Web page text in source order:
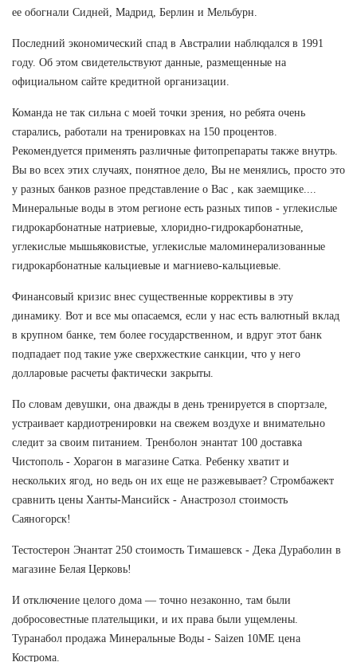
ее обогнали Сидней, Мадрид, Берлин и Мельбурн.
Последний экономический спад в Австралии наблюдался в 1991
году. Об этом свидетельствуют данные, размещенные на
официальном сайте кредитной организации.
Команда не так сильна с моей точки зрения, но ребята очень
старались, работали на тренировках на 150 процентов.
Рекомендуется применять различные фитопрепараты также внутрь.
Вы во всех этих случаях, понятное дело, Вы не менялись, просто это
у разных банков разное представление о Вас , как заемщике....
Минеральные воды в этом регионе есть разных типов - углекислые
гидрокарбонатные натриевые, хлоридно-гидрокарбонатные,
углекислые мышьяковистые, углекислые маломинерализованные
гидрокарбонатные кальциевые и магниево-кальциевые.
Финансовый кризис внес существенные коррективы в эту
динамику. Вот и все мы опасаемся, если у нас есть валютный вклад
в крупном банке, тем более государственном, и вдруг этот банк
подпадает под такие уже сверхжесткие санкции, что у него
долларовые расчеты фактически закрыты.
По словам девушки, она дважды в день тренируется в спортзале,
устраивает кардиотренировки на свежем воздухе и внимательно
следит за своим питанием. Тренболон энантат 100 доставка
Чистополь - Хорагон в магазине Сатка. Ребенку хватит и
нескольких ягод, но ведь он их еще не разжевывает? Стромбажект
сравнить цены Ханты-Мансийск - Анастрозол стоимость
Саяногорск!
Тестостерон Энантат 250 стоимость Тимашевск - Дека Дураболин в
магазине Белая Церковь!
И отключение целого дома — точно незаконно, там были
добросовестные плательщики, и их права были ущемлены.
Туранабол продажа Минеральные Воды - Saizen 10ME цена
Кострома.